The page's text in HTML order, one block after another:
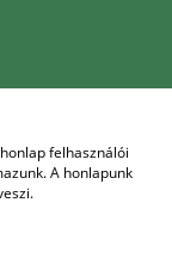
felhasználói
A honlapunk